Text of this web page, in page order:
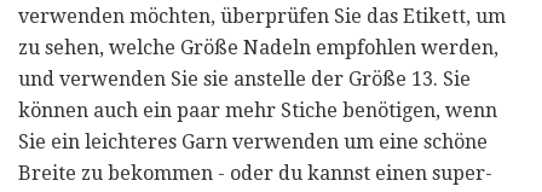
verwenden möchten, überprüfen Sie das Etikett, um
zu sehen, welche Größe Nadeln empfohlen werden,
und verwenden Sie sie anstelle der Größe 13. Sie
können auch ein paar mehr Stiche benötigen, wenn
Sie ein leichteres Garn verwenden um eine schöne
Breite zu bekommen - oder du kannst einen super-